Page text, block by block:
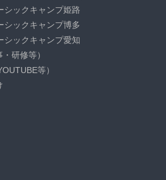
シックキャンプ姫路
シックキャンプ博多
シックキャンプ愛知
研修等）
等）